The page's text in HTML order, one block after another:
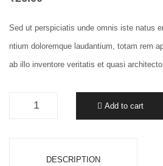
Sed ut perspiciatis unde omnis iste natus
ntium doloremque laudantium, totam rem
ab illo inventore veritatis et quasi
Add to cart
DESCRIPTION